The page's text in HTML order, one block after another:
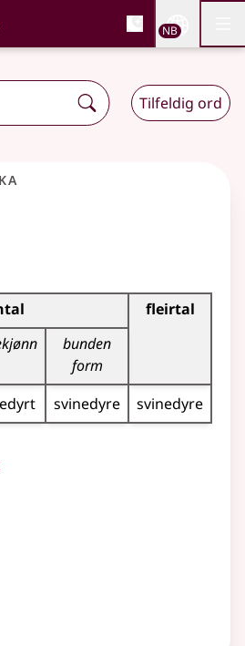
Bokmålsordboka og
NB
Tilfeldig ord
dette adjektivet
fleirtal
bunden
form
svinedyre svinedyre